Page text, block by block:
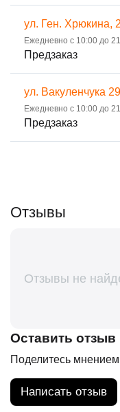
ул. Ген. Хрюкина,
Ежедневно с 10:00 до
Предзаказ
ул. Вакуленчука
Ежедневно с 10:00 до
Предзаказ
Отзывы
Отзывы не
Оставить отзыв
Поделитесь
Написать отзыв